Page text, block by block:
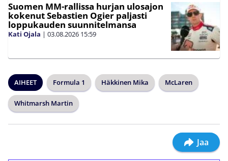
Suomen MM-rallissa hurjan ulosajon
kokenut Sebastien Ogier paljasti
loppukauden suunnitelmansa
Kati Ojala | 03.08.2026 15:59
AIHEET Formula 1 Häkkinen Mika McLaren
Whitmarsh Martin
Jaa